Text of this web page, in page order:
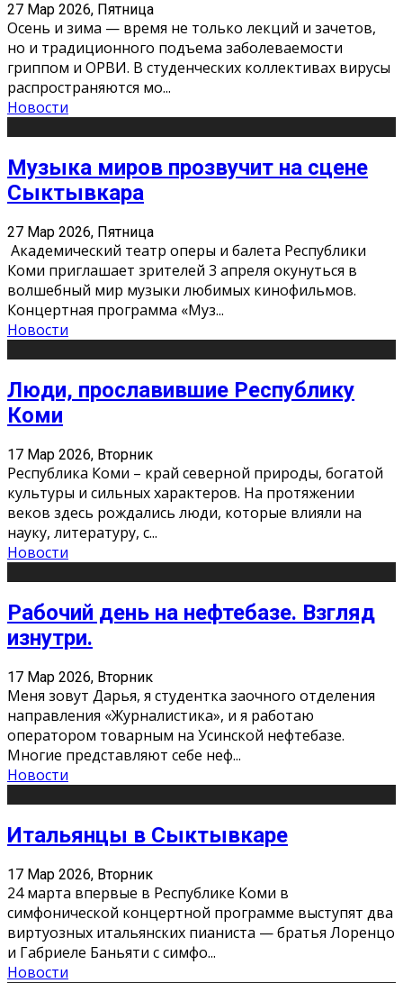
27 Мар 2026, Пятница
Осень и зима — время не только лекций и зачетов,
но и традиционного подъема заболеваемости
гриппом и ОРВИ. В студенческих коллективах вирусы
распространяются мо...
Новости
Музыка миров прозвучит на сцене
Сыктывкара
27 Мар 2026, Пятница
Академический театр оперы и балета Республики
Коми приглашает зрителей 3 апреля окунуться в
волшебный мир музыки любимых кинофильмов.
Концертная программа «Муз...
Новости
Люди, прославившие Республику
Коми
17 Мар 2026, Вторник
Республика Коми – край северной природы, богатой
культуры и сильных характеров. На протяжении
веков здесь рождались люди, которые влияли на
науку, литературу, с...
Новости
Рабочий день на нефтебазе. Взгляд
изнутри.
17 Мар 2026, Вторник
Меня зовут Дарья, я студентка заочного отделения
направления «Журналистика», и я работаю
оператором товарным на Усинской нефтебазе.
Многие представляют себе неф...
Новости
Итальянцы в Сыктывкаре
17 Мар 2026, Вторник
24 марта впервые в Республике Коми в
симфонической концертной программе выступят два
виртуозных итальянских пианиста — братья Лоренцо
и Габриеле Баньяти с симфо...
Новости